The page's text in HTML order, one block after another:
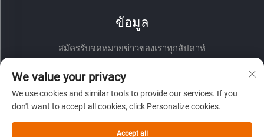
ข้อมูล
สมัครรับจดหมายข่าวของเราทุกสัปดาห์
We value your privacy
We use cookies and similar tools to provide our services. If you
don't want to accept all cookies, click Personalize cookies.
Accept all